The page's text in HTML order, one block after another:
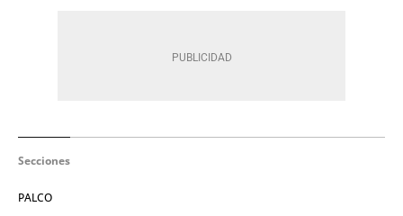
Secciones
PALCO